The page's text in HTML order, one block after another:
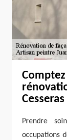
Cesseras
Prendre
occupations